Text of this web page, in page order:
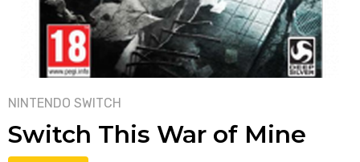
NINTENDO SWITCH
Switch This War of Mine